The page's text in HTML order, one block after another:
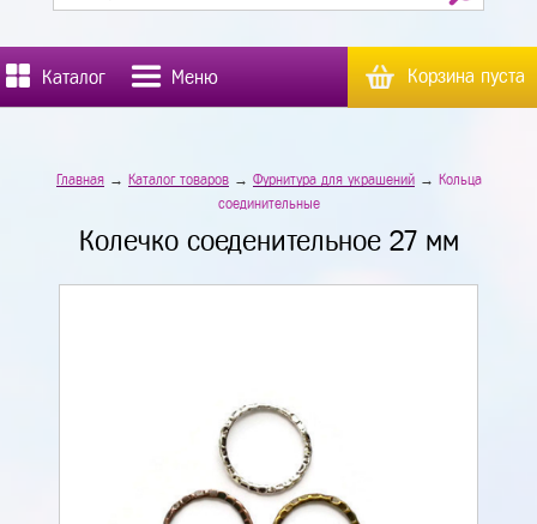
Каталог Меню Корзина пуста
Главная→ Каталог товаров→ Фурнитура для украшений→ Кольца
соединительные
Колечко соеденительное 27 мм